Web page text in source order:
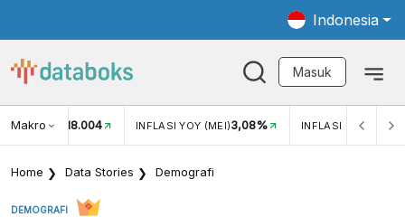
Indonesia
Masuk
Makro
USD/IDR 18.004 INFLASI YOY (MEI)3,08% INFLASI MOM (MEI)
Home Data Stories Demografi
DEMOGRAFI